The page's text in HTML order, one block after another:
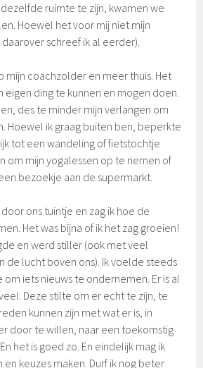
ruimte te zijn, kwamen we
Hoewel het voor mij niet mijn
schreef ik al eerder).
mijn coachzolder en meer thuis. Het
eigen ding te kunnen en mogen doen.
des te minder mijn verlangen om
Hoewel ik graag buiten ben, beperkte
tot een wandeling of fietstochtje
om mijn yogalessen op te nemen of
bezoekje aan de supermarkt.
ons tuintje en zag ik hoe de
Het was bijna of ik het zag groeien!
en werd stiller (ook met veel
de lucht boven ons). Ik voelde steeds
iets nieuws te ondernemen. Er is al
Deze stilte om er echt te zijn, te
kunnen zijn met wat er is, in
door te willen, naar een toekomstig
het is goed zo. En eindelijk mag ik
keuzes maken. Durf ik nog beter